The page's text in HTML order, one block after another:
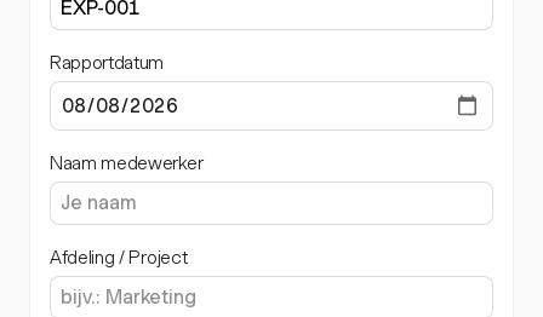
Rapportdatum
Naam medewerker
Afdeling / Project